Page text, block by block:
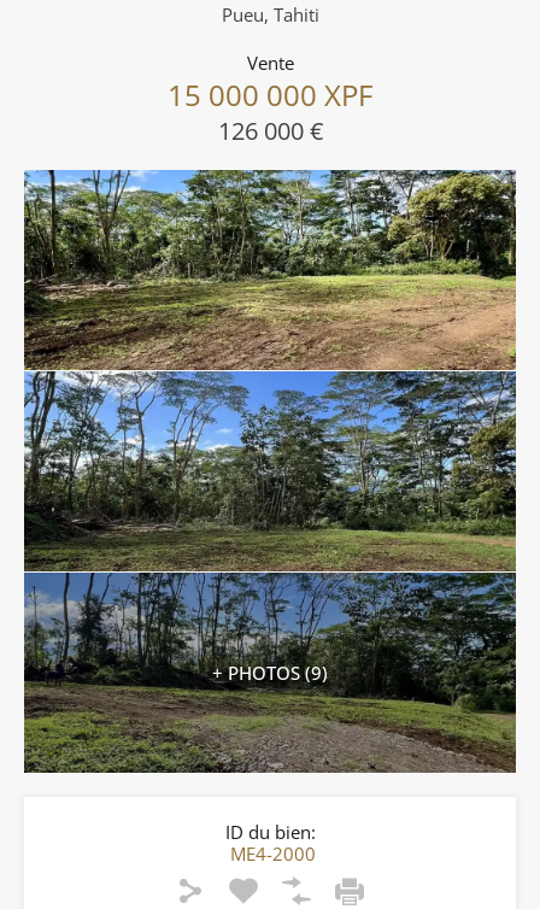
Pueu, Tahiti
Vente
15 000 000 XPF
126 000 €
+ PHOTOS (9)
ID du bien:
ME4-2000